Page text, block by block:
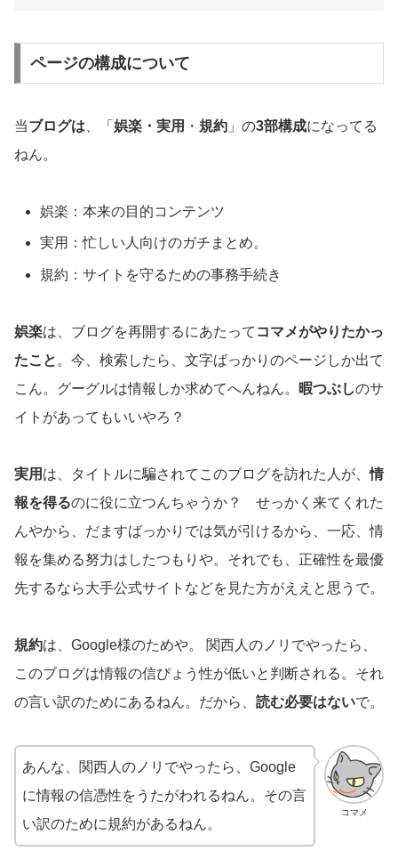
ページの構成について
当ブログは 、「 娯楽・実用 ・ 規約 」の3部構成になってる
ねん。
娯楽：本来の目的コンテンツ
実用：忙しい人向けのガチまとめ。
規約：サイトを守るための事務手続き
娯楽は、ブログを再開するにあたって コマメがやりたかっ
たこと 。今、検索したら、文字ばっかりのページしか出て
こん。グーグルは情報しか求めてへんねん。
暇つぶしのサ
イトがあってもいいやろ？
実用 は、タイトルに騙されてこのブログを訪れた人が、情
報を得るのに役に立つんちゃうか？ せっかく来てくれた
んやから、だますばっかりでは気が引けるから、一応、情
報を集める努力はしたつもりや。それでも、正確性を最優
先するなら大手公式サイトなどを見た方がええと思うで。
規約は、Google様のためや。 関西人のノリでやったら、
このブログは情報の信ぴょう性が低いと判断される。それ
の言い訳のためにあるねん。だから、 読む必要はないで。
コマメ
あんな、関西人のノリでやったら、Google
に情報の信憑性をうたがわれるねん。その言
い訳のために規約があるねん。